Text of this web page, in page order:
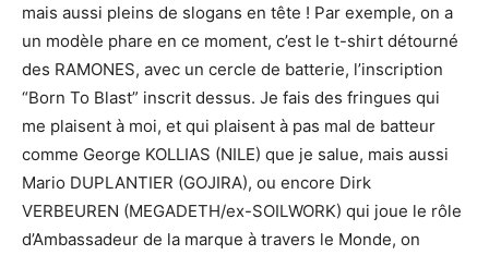
mais aussi pleins de slogans en tête ! Par exemple, on a
un modèle phare en ce moment, c’est le t-shirt détourné
des RAMONES, avec un cercle de batterie, l’inscription
“Born To Blast” inscrit dessus. Je fais des fringues qui
me plaisent à moi, et qui plaisent à pas mal de batteur
comme George KOLLIAS (NILE) que je salue, mais aussi
Mario DUPLANTIER (GOJIRA), ou encore Dirk
VERBEUREN (MEGADETH/ex-SOILWORK) qui joue le rôle
d’Ambassadeur de la marque à travers le Monde, on